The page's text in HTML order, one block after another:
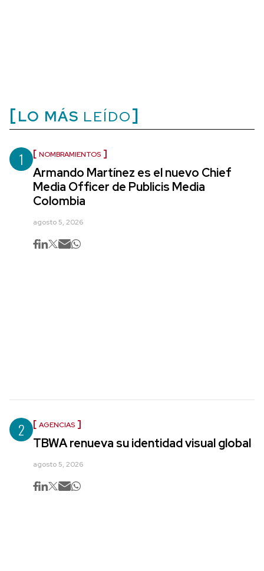
LO MÁS LEÍDO
1 NOMBRAMIENTOS
Armando Martínez es el nuevo Chief
Media Officer de Publicis Media
Colombia
agosto 5, 2026
2 AGENCIAS
TBWA renueva su identidad visual global
agosto 5, 2026